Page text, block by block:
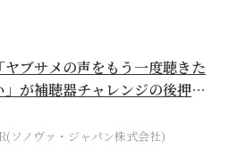
「ヤブサメの声をもう一度聴きた
」が補聴器チャレンジの後押し
ソノヴァ・ジャパン株式会社)